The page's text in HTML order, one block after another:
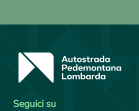
Seguici su